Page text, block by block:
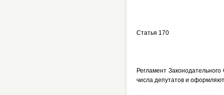
Статья 170
Регламент
числа депутатов и